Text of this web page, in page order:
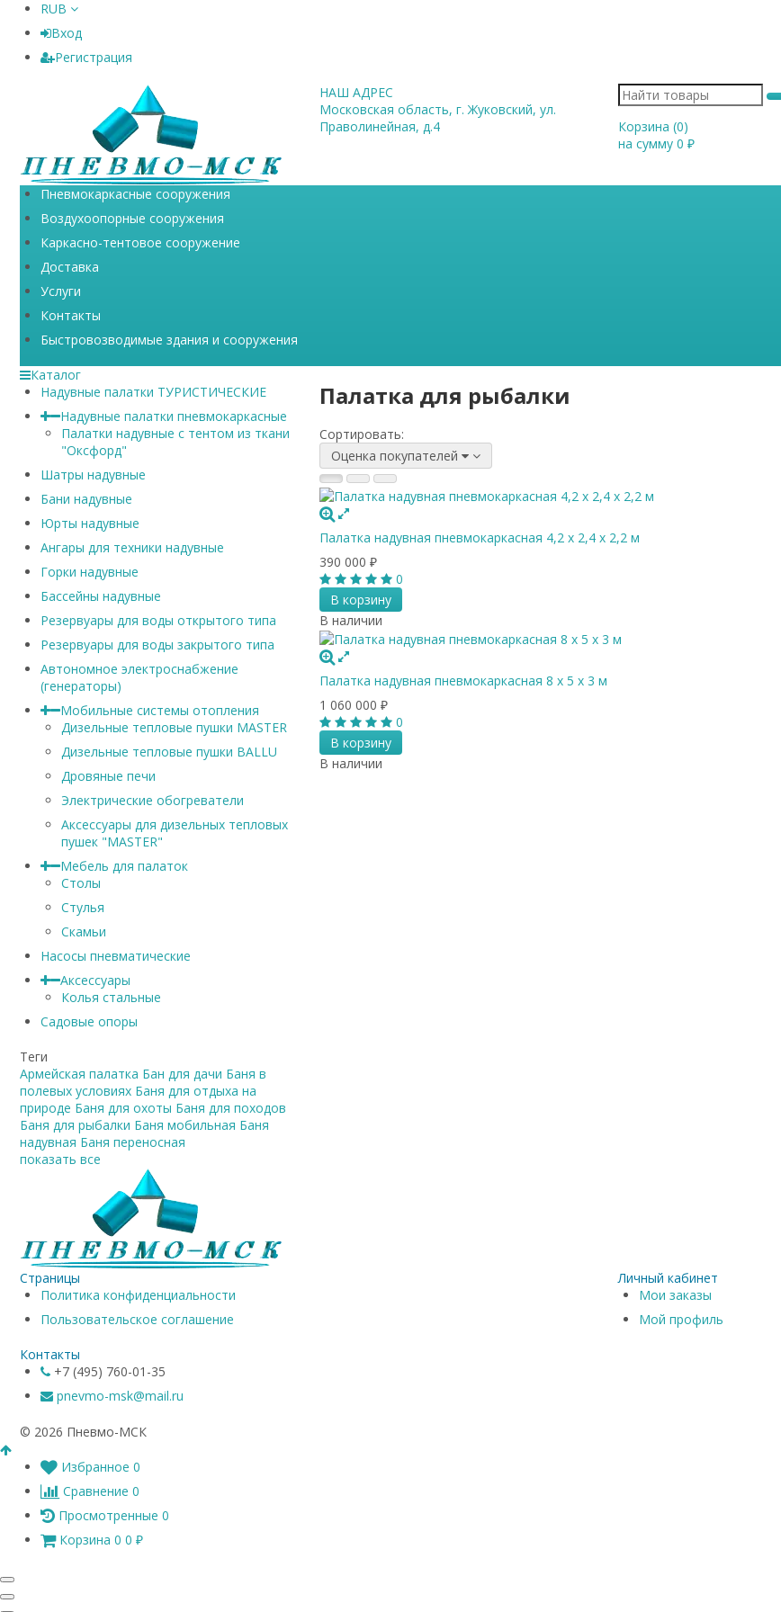
RUB
Вход
Регистрация
НАШ АДРЕС
Московская область, г. Жуковский, ул.
Праволинейная, д.4
Корзина (0)
на сумму 0 ₽
Пневмокаркасные сооружения
Воздухоопорные сооружения
Каркасно-тентовое сооружение
Доставка
Услуги
Контакты
Быстровозводимые здания и сооружения
Палатка для рыбалки
Сортировать:
Оценка покупателей
Палатка надувная пневмокаркасная 4,2 x 2,4 x 2,2 м
390 000 ₽
0
В корзину
В наличии
Палатка надувная пневмокаркасная 8 x 5 x 3 м
1 060 000 ₽
0
В корзину
В наличии
Каталог
Надувные палатки ТУРИСТИЧЕСКИЕ
Надувные палатки пневмокаркасные
Палатки надувные с тентом из ткани
"Оксфорд"
Шатры надувные
Бани надувные
Юрты надувные
Ангары для техники надувные
Горки надувные
Бассейны надувные
Резервуары для воды открытого типа
Резервуары для воды закрытого типа
Автономное электроснабжение
(генераторы)
Мобильные системы отопления
Дизельные тепловые пушки MASTER
Дизельные тепловые пушки BALLU
Дровяные печи
Электрические обогреватели
Аксессуары для дизельных тепловых
пушек "MASTER"
Мебель для палаток
Столы
Стулья
Скамьи
Насосы пневматические
Аксессуары
Колья стальные
Садовые опоры
Теги
Армейская палатка Бан для дачи Баня в
полевых условиях Баня для отдыха на
природе Баня для охоты Баня для походов
Баня для рыбалки Баня мобильная Баня
надувная Баня переносная
показать все
Страницы
Политика конфиденциальности
Пользовательское соглашение
Личный кабинет
Мои заказы
Мой профиль
Контакты
+7 (495) 760-01-35
pnevmo-msk@mail.ru
© 2026 Пневмо-МСК
Избранное 0
Сравнение 0
Просмотренные 0
Корзина 0 0 ₽